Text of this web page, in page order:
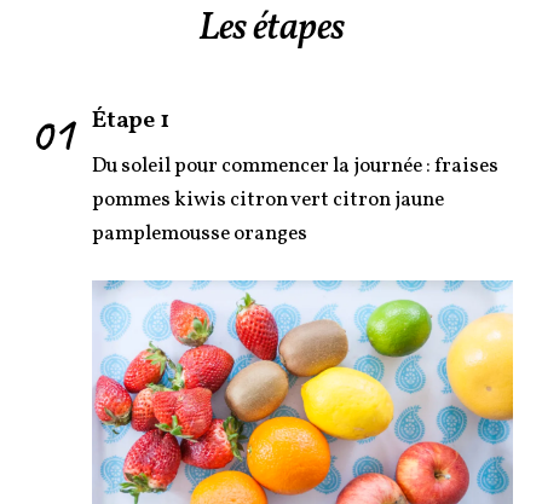
Les étapes
01 Étape 1
Du soleil pour commencer la journée : fraises
pommes kiwis citron vert citron jaune
pamplemousse oranges